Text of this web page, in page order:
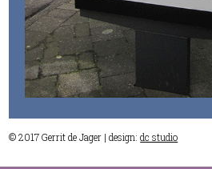
© 2017 Gerrit de Jager | design:dc studio